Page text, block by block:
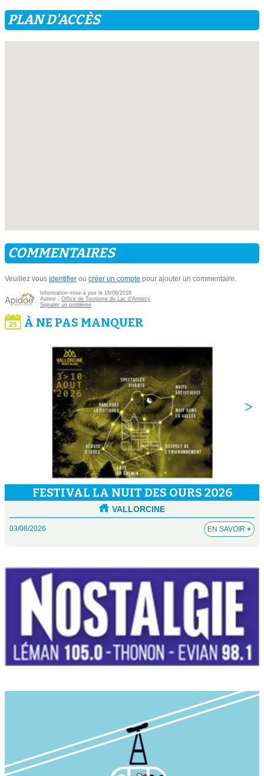
PLAN D'ACCÈS
COMMENTAIRES
Veuillez vous identifier ou créer un compte pour ajouter un commentaire.
Information mise à jour le 16/06/2018
Auteur : Office de Tourisme du Lac d'Annecy
Signaler un problème
À NE PAS MANQUER
FESTIVAL LA NUIT DES OURS 2026
VALLORCINE
03/08/2026 EN SAVOIR +